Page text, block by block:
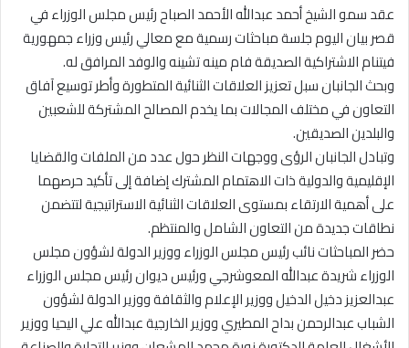
عقد سمو الشيخ أحمد عبدالله الأحمد الصباح رئيس مجلس الوزراء في
قصر بيان اليوم جلسة مباحثات رسمية مع معالي رئيس وزراء جمهورية
فيتنام الاشتراكية الصديقة فام مينه تشينه والوفد المرافق له.
وبحث الجانبان سبل تعزيز العلاقات الثنائية المتطورة وأطر توسيع آفاق
التعاون في مختلف المجالات بما يخدم المصالح المشتركة للشعبين
والبلدين الصديقين.
وتبادل الجانبان الرؤى ووجهات النظر حول عدد من الملفات والقضايا
الإقليمية والدولية ذات الاهتمام المشترك إضافة إلى تأكيد حرصهما
على أهمية الارتقاء بمستوى العلاقات الثنائية الاستراتيجية لتتضمن
نطاقات جديدة من التعاون الشامل والمنتظم.
حضر المباحثات نائب رئيس مجلس الوزراء ووزير الدولة لشؤون مجلس
الوزراء شريدة عبدالله المعوشرجي ورئيس ديوان رئيس مجلس الوزراء
عبدالعزيز دخيل الدخيل ووزير الإعلام والثقافة ووزير الدولة لشؤون
الشباب عبدالرحمن بداح المطيري ووزير الخارجية عبدالله علي اليحيا ووزير